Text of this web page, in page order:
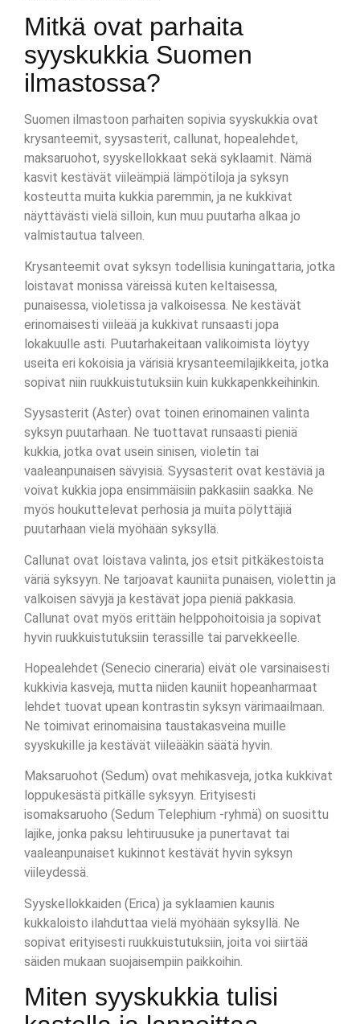
Mitkä ovat parhaita
syyskukkia Suomen
ilmastossa?
Suomen ilmastoon parhaiten sopivia syyskukkia ovat
krysanteemit, syysasterit, callunat, hopealehdet,
maksaruohot, syyskellokkaat sekä syklaamit. Nämä
kasvit kestävät viileämpiä lämpötiloja ja syksyn
kosteutta muita kukkia paremmin, ja ne kukkivat
näyttävästi vielä silloin, kun muu puutarha alkaa jo
valmistautua talveen.
Krysanteemit ovat syksyn todellisia kuningattaria, jotka
loistavat monissa väreissä kuten keltaisessa,
punaisessa, violetissa ja valkoisessa. Ne kestävät
erinomaisesti viileää ja kukkivat runsaasti jopa
lokakuulle asti. Puutarhakeitaan valikoimista löytyy
useita eri kokoisia ja värisiä krysanteemilajikkeita, jotka
sopivat niin ruukkuistutuksiin kuin kukkapenkkeihinkin.
Syysasterit (Aster) ovat toinen erinomainen valinta
syksyn puutarhaan. Ne tuottavat runsaasti pieniä
kukkia, jotka ovat usein sinisen, violetin tai
vaaleanpunaisen sävyisiä. Syysasterit ovat kestäviä ja
voivat kukkia jopa ensimmäisiin pakkasiin saakka. Ne
myös houkuttelevat perhosia ja muita pölyttäjiä
puutarhaan vielä myöhään syksyllä.
Callunat ovat loistava valinta, jos etsit pitkäkestoista
väriä syksyyn. Ne tarjoavat kauniita punaisen, violettin ja
valkoisen sävyjä ja kestävät jopa pieniä pakkasia.
Callunat ovat myös erittäin helppohoitoisia ja sopivat
hyvin ruukkuistutuksiin terassille tai parvekkeelle.
Hopealehdet (Senecio cineraria) eivät ole varsinaisesti
kukkivia kasveja, mutta niiden kauniit hopeanharmaat
lehdet tuovat upean kontrastin syksyn värimaailmaan.
Ne toimivat erinomaisina taustakasveina muille
syyskukille ja kestävät viileääkin säätä hyvin.
Maksaruohot (Sedum) ovat mehikasveja, jotka kukkivat
loppukesästä pitkälle syksyyn. Erityisesti
isomaksaruoho (Sedum Telephium -ryhmä) on suosittu
lajike, jonka paksu lehtiruusuke ja punertavat tai
vaaleanpunaiset kukinnot kestävät hyvin syksyn
viileydessä.
Syyskellokkaiden (Erica) ja syklaamien kaunis
kukkaloisto ilahduttaa vielä myöhään syksyllä. Ne
sopivat erityisesti ruukkuistutuksiin, joita voi siirtää
säiden mukaan suojaisempiin paikkoihin.
Miten syyskukkia tulisi